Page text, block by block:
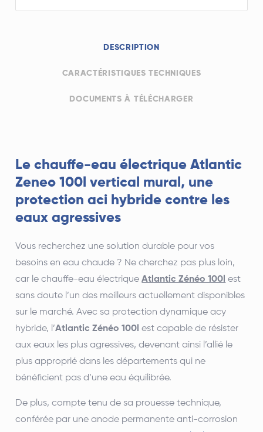
DESCRIPTION
CARACTÉRISTIQUES TECHNIQUES
DOCUMENTS À TÉLÉCHARGER
Le chauffe-eau électrique Atlantic
Zeneo 100l vertical mural, une
protection aci hybride contre les
eaux agressives
Vous recherchez une solution durable pour vos
besoins en eau chaude ? Ne cherchez pas plus loin,
car le chauffe-eau électriqueAtlantic Zénéo 100l est
sans doute l’un des meilleurs actuellement disponibles
sur le marché. Avec sa protection dynamique acy
hybride, l’Atlantic Zénéo 100l est capable de résister
aux eaux les plus agressives, devenant ainsi l’allié le
plus approprié dans les départements qui ne
bénéficient pas d’une eau équilibrée.
De plus, compte tenu de sa prouesse technique,
conférée par une anode permanente anti-corrosion